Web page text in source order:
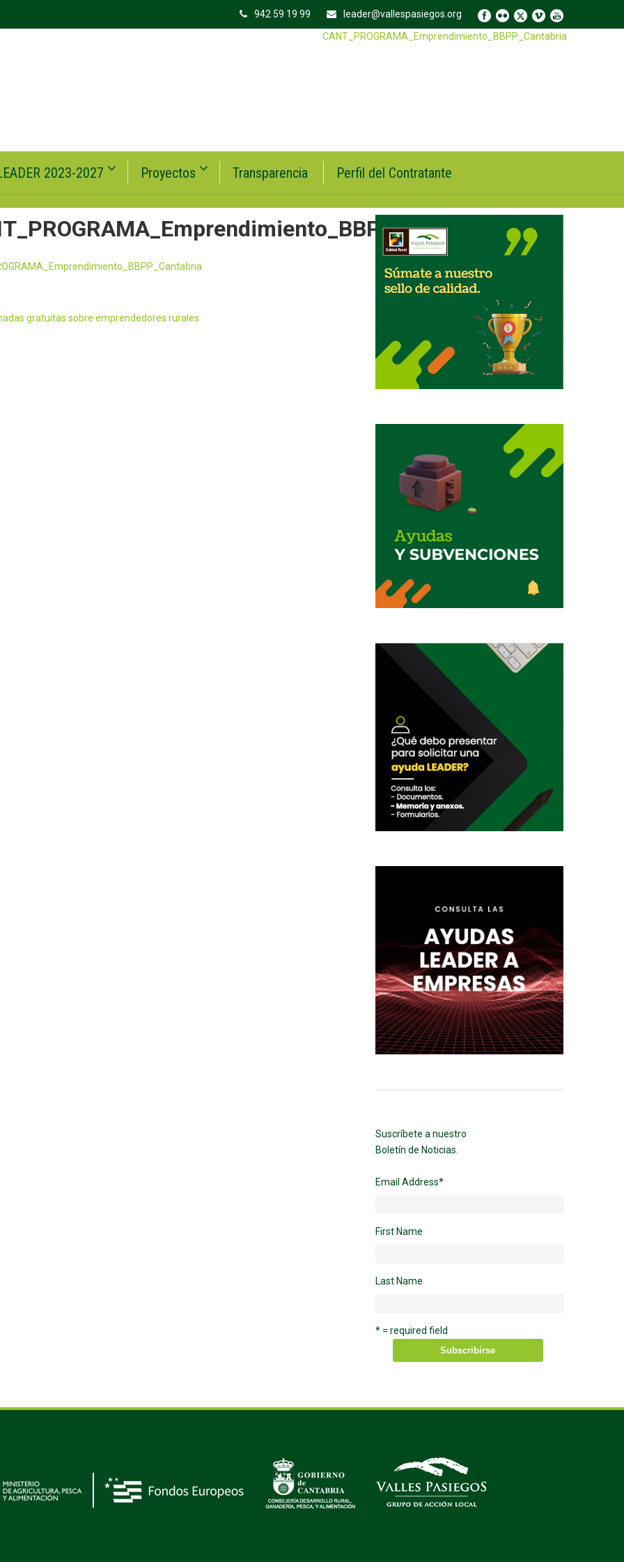
942 59 19 99
leader@vallespasiegos.org
CANT_PROGRAMA_Emprendimiento_BBPP_Cantabria
2023-2027 Proyectos Transparencia Perfil del Contratante
gratuitas sobre emprendedores rurales
Suscríbete a nuestro
Boletín de Noticias.
Email Address*
First Name
Last Name
* = required field